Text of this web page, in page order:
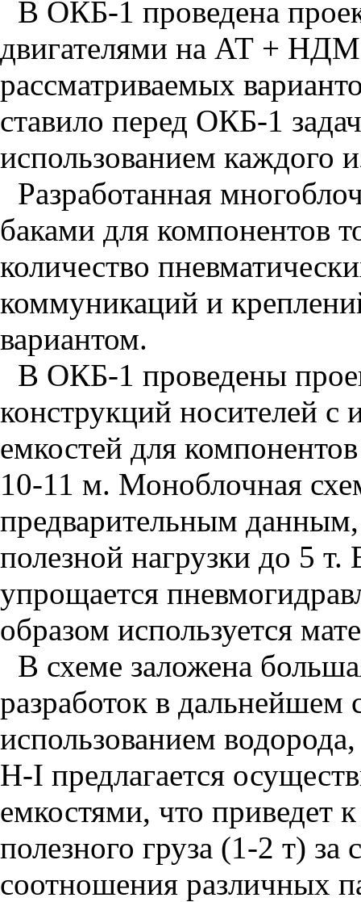
В ОКБ-1 проведена
двигателями на АТ +
рассматриваемых
ставило перед ОКБ-1
использованием каждого
Разработанная
баками для компонентов
количество
коммуникаций и
вариантом.
В ОКБ-1 проведены
конструкций носителей с
емкостей для
10-11 м. Моноблочная
предварительным
полезной нагрузки до 5
упрощается
образом используется
В схеме заложена
разработок в дальнейшем
использованием
Н-I предлагается
емкостями, что приведет
полезного груза (1-2 т) за
соотношения различных